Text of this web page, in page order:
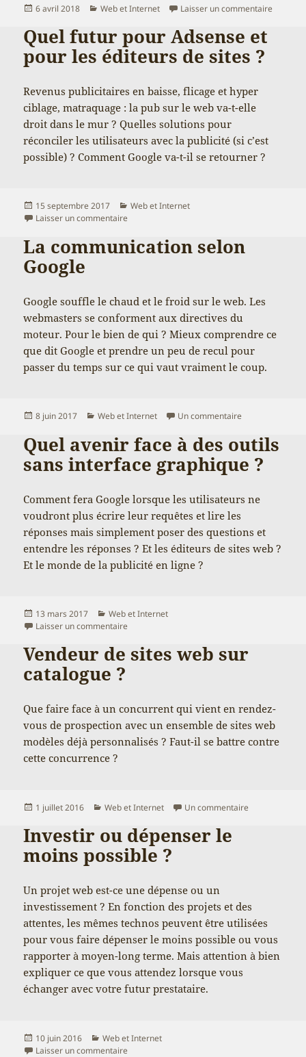
Publié
6 avril 2018 Catégories
Web et Internet Laisser un commentairesur Plus
Quel futur pour Adsense et
pour les éditeurs de sites ?
Revenus publicitaires en baisse, flicage et hyper
ciblage, matraquage : la pub sur le web va-t-elle
droit dans le mur ? Quelles solutions pour
réconciler les utilisateurs avec la publicité (si c’est
possible) ? Comment Google va-t-il se retourner ?
Publié
le
15 septembre 2017 Catégories
Web et Internet
Laisser un commentairesur Quel futur pour Adsense et pour les
La communication selon
Google
Google souffle le chaud et le froid sur le web. Les
webmasters se conforment aux directives du
moteur. Pour le bien de qui ? Mieux comprendre ce
que dit Google et prendre un peu de recul pour
passer du temps sur ce qui vaut vraiment le coup.
Publié
8 juin 2017 Catégories
Web et Internet Un commentairesur La
Quel avenir face à des outils
sans interface graphique ?
Comment fera Google lorsque les utilisateurs ne
voudront plus écrire leur requêtes et lire les
réponses mais simplement poser des questions et
entendre les réponses ? Et les éditeurs de sites web ?
Et le monde de la publicité en ligne ?
Publié
le
13 mars 2017 Catégories
Web et Internet
Laisser un commentairesur Quel avenir face à des outils sans
Vendeur de sites web sur
catalogue ?
Que faire face à un concurrent qui vient en rendez-
vous de prospection avec un ensemble de sites web
modèles déjà personnalisés ? Faut-il se battre contre
cette concurrence ?
Publié
1 juillet 2016 Catégories
Web et Internet Un commentairesur Vendeur
Investir ou dépenser le
moins possible ?
Un projet web est-ce une dépense ou un
investissement ? En fonction des projets et des
attentes, les mêmes technos peuvent être utilisées
pour vous faire dépenser le moins possible ou vous
rapporter à moyen-long terme. Mais attention à bien
expliquer ce que vous attendez lorsque vous
échanger avec votre futur prestataire.
Publié
le
10 juin 2016 Catégories
Web et Internet
Laisser un commentairesur Investir ou dépenser le moins possible ?